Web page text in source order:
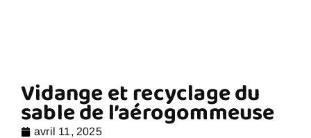
Vidange et recyclage du
sable de l’aérogommeuse
avril 11, 2025